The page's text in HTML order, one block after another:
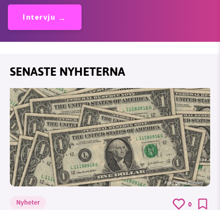
Intervju
SENASTE NYHETERNA
Foto:geralt/Pixabay
Nyheter 0